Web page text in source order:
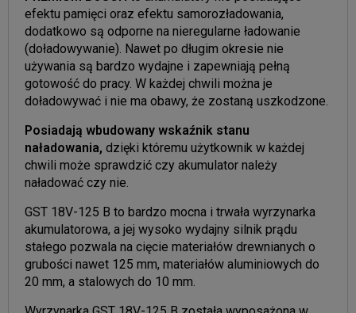
efektu pamięci oraz efektu samorozładowania,
dodatkowo są odporne na nieregularne ładowanie
(doładowywanie). Nawet po długim okresie nie
używania są bardzo wydajne i zapewniają pełną
gotowość do pracy. W każdej chwili można je
doładowywać i nie ma obawy, że zostaną uszkodzone.
Posiadają wbudowany wskaźnik stanu
naładowania, dzięki któremu użytkownik w każdej
chwili może sprawdzić czy akumulator należy
naładować czy nie.
GST 18V-125 B to bardzo mocna i trwała wyrzynarka
akumulatorowa, a jej wysoko wydajny silnik prądu
stałego pozwala na cięcie materiałów drewnianych o
grubości nawet 125 mm, materiałów aluminiowych do
20 mm, a stalowych do 10 mm.